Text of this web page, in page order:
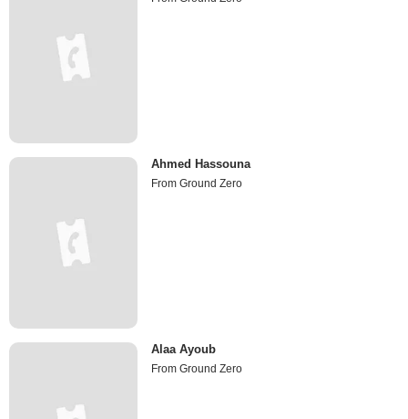
Ahmed Hassouna
From Ground Zero
Alaa Ayoub
From Ground Zero